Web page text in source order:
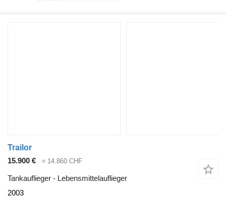
Trailor
15.900 €
≈ 14.860 CHF
Tankauflieger - Lebensmittelauflieger
2003